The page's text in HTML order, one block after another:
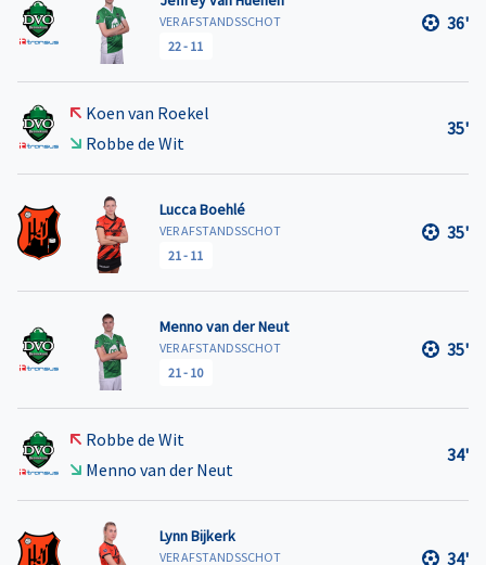
VER AFSTANDSSCHOT
22- 11
36'
Koen van Roekel
Robbe de Wit
35'
Lucca Boehlé
VER AFSTANDSSCHOT
21- 11
35'
Menno van der Neut
VER AFSTANDSSCHOT
21- 10
35'
Robbe de Wit
Menno van der Neut
34'
Lynn Bijkerk
VER AFSTANDSSCHOT 34'